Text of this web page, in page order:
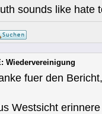
sounds like hate
Wiedervereinigung
fuer den
Westsicht